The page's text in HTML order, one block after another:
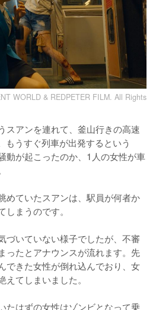
WORLD & REDPETER FILM. All Rights
スアンを連れて、釜山行きの高速
もうすぐ列車が出発するという
動が起こったのか、1人の女性が車
めていたスアンは、駅員が何者か
まうのです。
づいていない様子でしたが、不審
ったとアナウンスが流れます。先
できた女性が倒れ込んでおり、女
てしまいました。
たはずの女性はゾンビとなって乗